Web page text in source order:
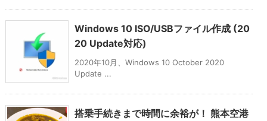
Windows 10 ISO/USBファイル作成 (20
20 Update対応)
2020年10月、Windows 10 October 2020
Update ...
搭乗手続きまで時間に余裕が！ 熊本空港